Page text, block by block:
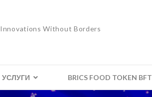
Innovations Without Borders
УСЛУГИ BRICS FOOD TOKEN BFT